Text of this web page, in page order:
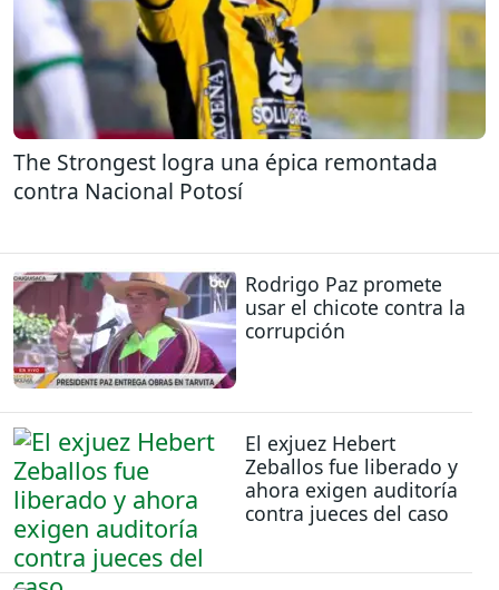
The Strongest logra una épica remontada
contra Nacional Potosí
Rodrigo Paz promete
usar el chicote contra la
corrupción
El exjuez Hebert
Zeballos fue liberado y
ahora exigen auditoría
contra jueces del caso